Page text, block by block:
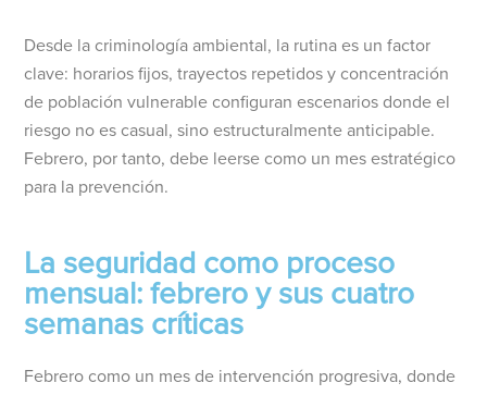
Desde la criminología ambiental, la rutina es un factor
clave: horarios fijos, trayectos repetidos y concentración
de población vulnerable configuran escenarios donde el
riesgo no es casual, sino estructuralmente anticipable.
Febrero, por tanto, debe leerse como un mes estratégico
para la prevención.
La seguridad como proceso
mensual: febrero y sus cuatro
semanas críticas
Febrero como un mes de intervención progresiva, donde